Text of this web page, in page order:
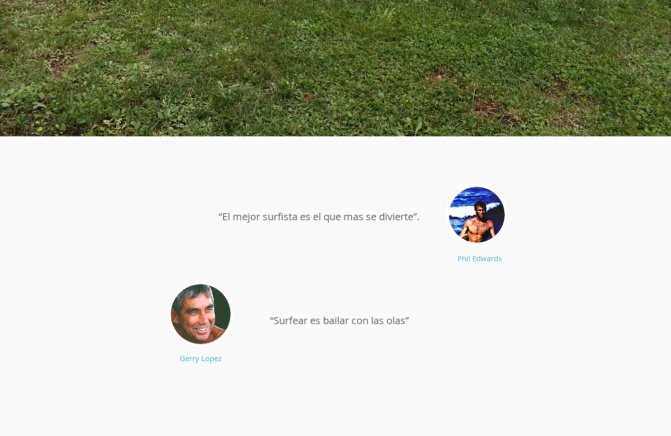
“El mejor surfista es el que mas se divierte”.
Phil Edwards
“Surfear es bailar con las olas”
Gerry Lopez